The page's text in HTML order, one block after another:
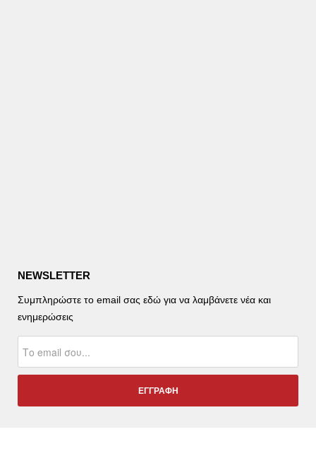
NEWSLETTER
Συμπληρώστε το email σας εδώ για να λαμβάνετε νέα και
ενημερώσεις